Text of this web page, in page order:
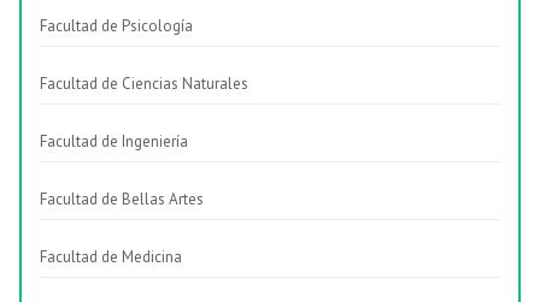
Facultad de Psicología
Facultad de Ciencias Naturales
Facultad de Ingeniería
Facultad de Bellas Artes
Facultad de Medicina